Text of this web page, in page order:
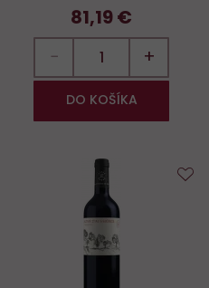
81,19 €
− +
DO KOŠÍKA